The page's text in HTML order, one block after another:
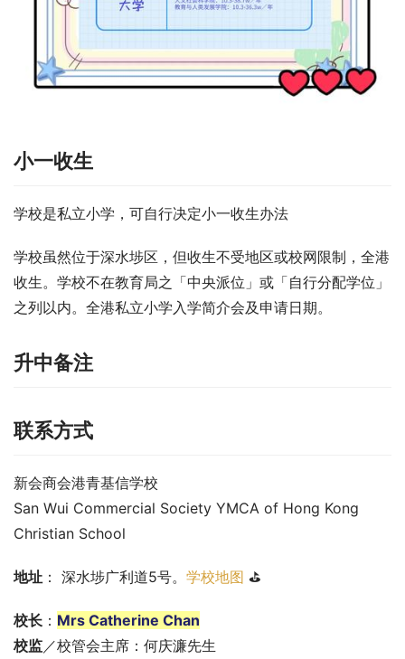
小一收生
学校是私立小学，可自行决定小一收生办法
学校虽然位于深水埗区，但收生不受地区或校网限制，全港
收生。学校不在教育局之「中央派位」或「自行分配学位」
之列以内。全港私立小学入学简介会及申请日期。
升中备注
联系方式
新会商会港青基信学校
San Wui Commercial Society YMCA of Hong Kong
Christian School
地址 ： 深水埗广利道5号。 学校地图 ⛳
校长 ： Mrs Catherine Chan
校监／校管会主席：何庆濂先生